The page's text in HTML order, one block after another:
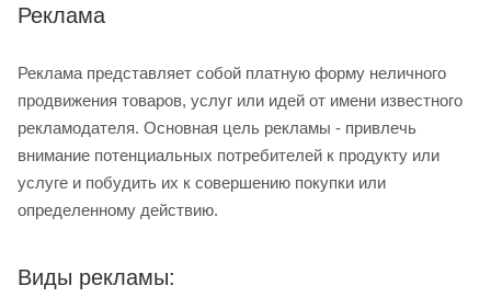
Реклама
Реклама представляет собой платную форму неличного
продвижения товаров, услуг или идей от имени известного
рекламодателя. Основная цель рекламы - привлечь
внимание потенциальных потребителей к продукту или
услуге и побудить их к совершению покупки или
определенному действию.
Виды рекламы: